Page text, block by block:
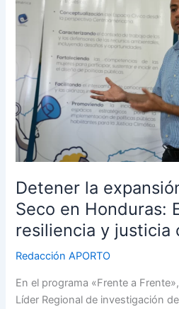
Detener la
Seco en Honduras:
resiliencia y justicia
Redacción APORTO
En el programa «Frente a
Líder Regional de investigación
expansión
del
Corredor
Seco
en
Honduras:
Estrategias
de
resiliencia
y
justicia
climática